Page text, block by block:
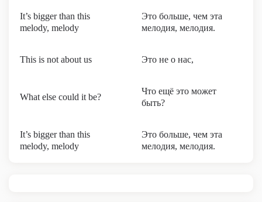
It’s bigger than this
melody, melody
Это больше, чем эта
мелодия, мелодия.
This is not about us Это не о нас,
What else could it be?
Что ещё это может
быть?
It’s bigger than this
melody, melody
Это больше, чем эта
мелодия, мелодия.